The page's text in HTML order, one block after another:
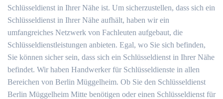
Schlüsseldienst in Ihrer Nähe ist. Um sicherzustellen, dass sich ein
Schlüsseldienst in Ihrer Nähe aufhält, haben wir ein
umfangreiches Netzwerk von Fachleuten aufgebaut, die
Schlüsseldienstleistungen anbieten. Egal, wo Sie sich befinden,
Sie können sicher sein, dass sich ein Schlüsseldienst in Ihrer Nähe
befindet. Wir haben Handwerker für Schlüsseldienste in allen
Bereichen von Berlin Müggelheim. Ob Sie den Schlüsseldienst
Berlin Müggelheim Mitte benötigen oder einen Schlüsseldienst für